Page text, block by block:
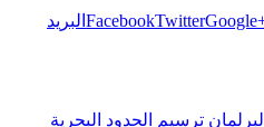
FacebookTwitter
البريد
ترسيم الحدود البحرية